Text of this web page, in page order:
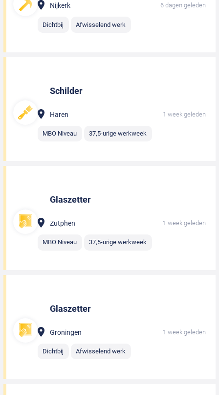
Nijkerk 6 dagen geleden
Dichtbij Afwisselend werk
Schilder
Haren 1 week geleden
MBO Niveau 37,5-urige werkweek
Glaszetter
Zutphen 1 week geleden
MBO Niveau 37,5-urige werkweek
Glaszetter
Groningen 1 week geleden
Dichtbij Afwisselend werk